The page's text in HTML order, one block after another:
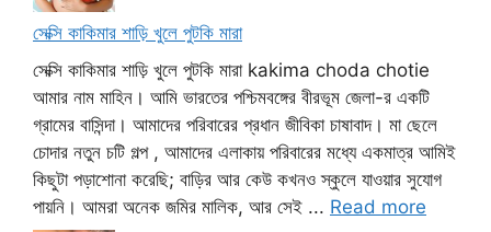
সেক্সি কাকিমার শাড়ি খুলে পুটকি মারা
সেক্সি কাকিমার শাড়ি খুলে পুটকি মারা kakima choda chotie
আমার নাম মাহিন। আমি ভারতের পশ্চিমবঙ্গের বীরভূম জেলা-র একটি
গ্রামের বাসিন্দা। আমাদের পরিবারের প্রধান জীবিকা চাষাবাদ। মা ছেলে
চোদার নতুন চটি গল্প , আমাদের এলাকায় পরিবারের মধ্যে একমাত্র আমিই
কিছুটা পড়াশোনা করেছি; বাড়ির আর কেউ কখনও স্কুলে যাওয়ার সুযোগ
পায়নি। আমরা অনেক জমির মালিক, আর সেই ... Read more